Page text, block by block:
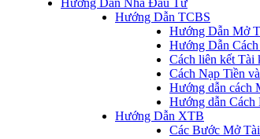
Hướng Dẫn Nhà Đầu Tư
Hướng Dẫn TCBS
Hướng Dẫn Mở
Hướng Dẫn
Cách liên kết Tài
Cách Nạp Tiền
Hướng dẫn cách
Hướng dẫn Cách
Hướng Dẫn XTB
Các Bước Mở